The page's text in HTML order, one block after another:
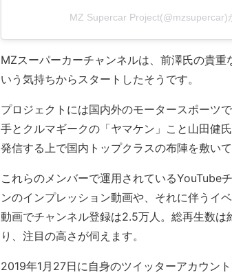
MZ Supercar Project(@mzsupercar)
MZスーパーカーチャンネルは、前澤氏の貴
いう気持ちからスタートしたそうです。
プロジェクトには国内外のモータースポーツ
手とクルマギークの「ヤマケン」こと山田健
発信する上で国内トップクラスの布陣を敷いて
これらのメンバーで運用されているYouTube
ンのインプレッション動画や、それに伴うイ
動画でチャンネル登録は2.5万人。総再生数
り、注目の高さが伺えます。
2019年1月27日に自身のツイッターアカウン